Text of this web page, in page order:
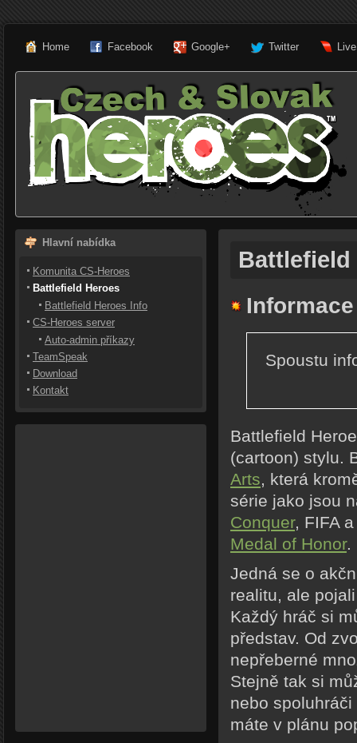
Home Facebook Google+ Twitter
Battlefield
Spoustu
Battlefield
(cartoon) stylu.
Arts, která
série jako jsou
Conquer, FIFA
Medal of Honor.
Jedná se o
realitu, ale
Každý hráč si
představ. Od
nepřeberné
Stejně tak si
nebo
máte v plánu
Hlavní nabídka
Komunita CS-Heroes
Battlefield Heroes
Battlefield Heroes Info
CS-Heroes server
Auto-admin příkazy
TeamSpeak
Download
Kontakt